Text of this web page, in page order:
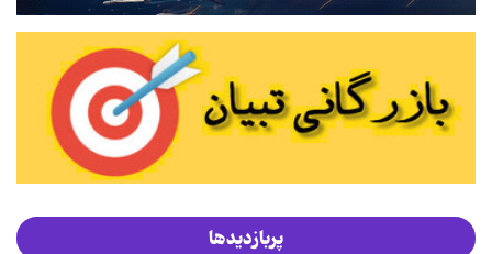
پربازدیدها